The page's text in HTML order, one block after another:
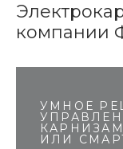
компании
УМНОЕ
ИЛИ